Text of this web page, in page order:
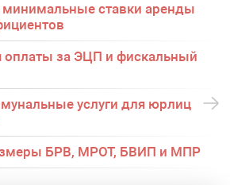
минимальные ставки аренды
оплаты за ЭЦП и фискальный
услуги для юрлиц
БРВ, МРОТ, БВИП и МПР